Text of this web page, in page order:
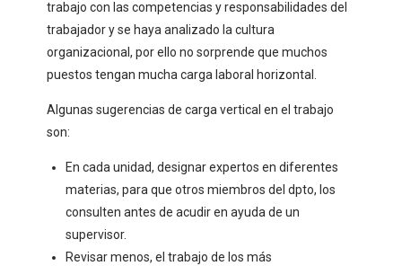
trabajo con las competencias y responsabilidades del
trabajador y se haya analizado la cultura
organizacional, por ello no sorprende que muchos
puestos tengan mucha carga laboral horizontal.
Algunas sugerencias de carga vertical en el trabajo
son:
En cada unidad, designar expertos en diferentes
materias, para que otros miembros del dpto, los
consulten antes de acudir en ayuda de un
supervisor.
Revisar menos, el trabajo de los más